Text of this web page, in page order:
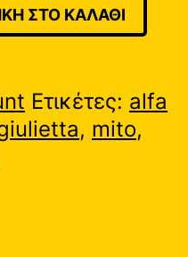
ΣΤΟ ΚΑΛΆΘΙ
Ετικέτες: alfa
, mito,